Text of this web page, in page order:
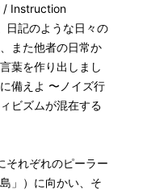
/ Instruction
日記のような日々の
また他者の日常か
葉を作り出しまし
備えよ 〜ノイズ行
ビズムが混在する
それぞれのピーラー
」）に向かい、そ